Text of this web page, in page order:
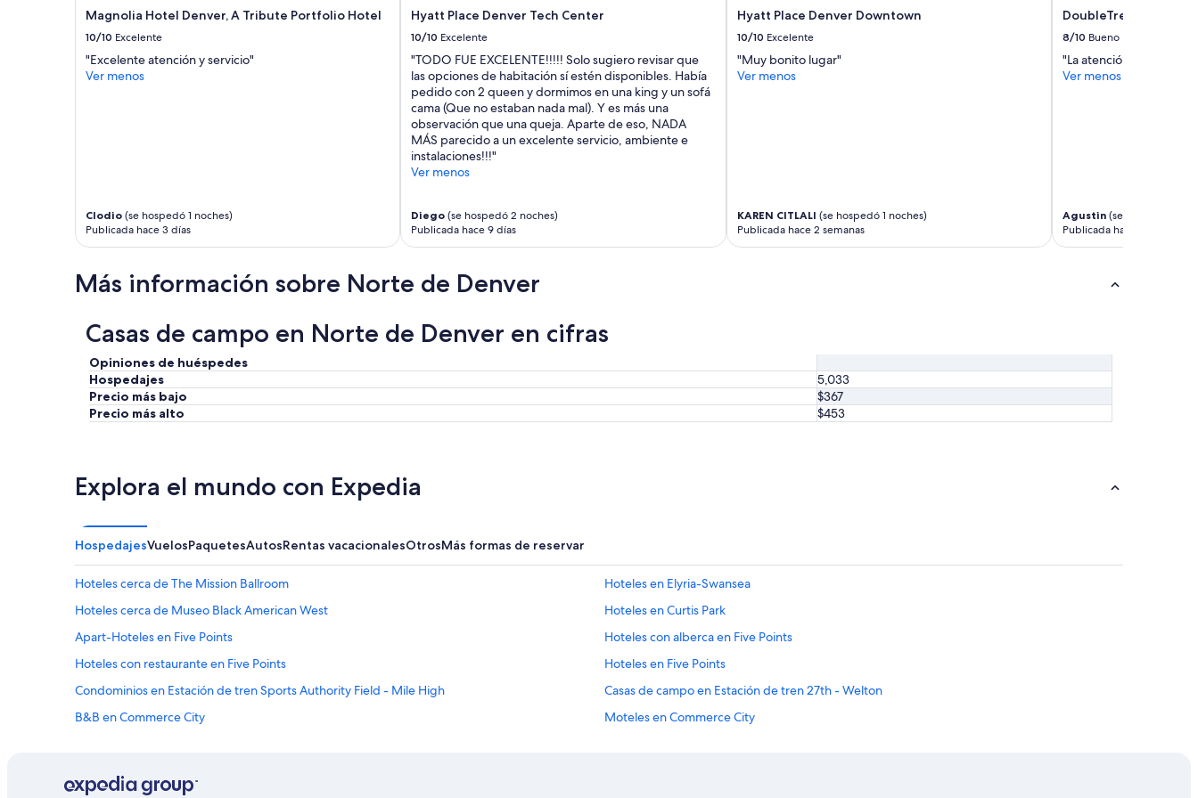
Magnolia Hotel Denver, A Tribute Portfolio Hotel
10/10 Excelente
"Excelente atención y servicio"
Ver menos
Clodio (se hospedó 1 noches)
Publicada hace 3 días
Hyatt Place Denver Tech Center
10/10 Excelente
"TODO FUE EXCELENTE!!!!! Solo sugiero revisar que
las opciones de habitación sí estén disponibles. Había
pedido con 2 queen y dormimos en una king y un sofá
cama (Que no estaban nada mal). Y es más una
observación que una queja. Aparte de eso, NADA
MÁS parecido a un excelente servicio, ambiente e
instalaciones!!!"
Ver menos
Diego (se hospedó 2 noches)
Publicada hace 9 días
Hyatt Place Denver Downtown
10/10 Excelente
"Muy bonito lugar"
Ver menos
KAREN CITLALI (se hospedó 1 noches)
Publicada hace 2 semanas
DoubleTree by Hilton
8/10 Bueno
"La atención del
Ver menos
Agustin(se hospedó 3
Publicada hace 3 meses
Más información sobre Norte de Denver
Casas de campo en Norte de Denver en cifras
Opiniones de huéspedes
Hospedajes
5,033
Precio más bajo
$367
Precio más alto
$453
Explora el mundo con Expedia
HospedajesVuelosPaquetesAutosRentas vacacionalesOtrosMás formas de reservar
Hoteles cerca de The Mission Ballroom
Hoteles en Elyria-Swansea
Hoteles cerca de Museo Black American West
Hoteles en Curtis Park
Apart-Hoteles en Five Points
Hoteles con alberca en Five Points
Hoteles con restaurante en Five Points
Hoteles en Five Points
Condominios en Estación de tren Sports Authority Field - Mile High
Casas de campo en Estación de tren 27th - Welton
B&B en Commerce City
Moteles en Commerce City